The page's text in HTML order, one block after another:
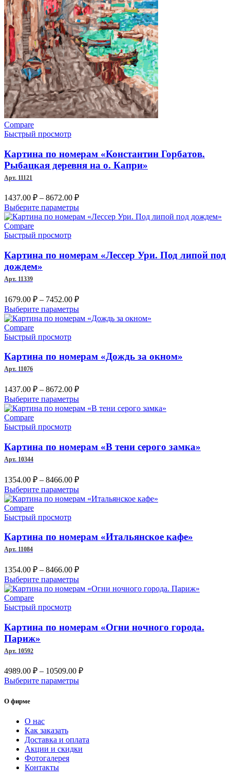
странице
товара.
Compare
Быстрый просмотр
Картина по номерам «Константин Горбатов.
Рыбацкая деревня на о. Капри»
Арт. 11121
1437.00 ₽ – 8672.00 ₽Диапазон
цен:
1437.00 ₽
Выберите параметрыЭтот
товар
Опции
можно
товара.
Compare
Быстрый просмотр
Картина по номерам «Лессер Ури. Под липой под
дождем»
Арт. 11339
1679.00 ₽ – 7452.00 ₽Диапазон
цен:
1679.00 ₽
Выберите параметрыЭтот
товар
Опции
можно
странице
товара.
Compare
Быстрый просмотр
Картина по номерам «Дождь за окном»
Арт. 11076
1437.00 ₽ – 8672.00 ₽Диапазон
цен:
1437.00 ₽
Выберите параметрыЭтот
товар
Опции
можно
странице
товара.
Compare
Быстрый просмотр
Картина по номерам «В тени серого замка»
Арт. 10344
1354.00 ₽ – 8466.00 ₽Диапазон
цен:
1354.00 ₽
Выберите параметрыЭтот
товар
Опции
можно
странице
товара.
Compare
Быстрый просмотр
Картина по номерам «Итальянское кафе»
Арт. 11084
1354.00 ₽ – 8466.00 ₽Диапазон
цен:
1354.00 ₽
Выберите параметрыЭтот
товар
Опции
можно
товара.
Compare
Быстрый просмотр
Картина по номерам «Огни ночного города.
Париж»
Арт. 10592
4989.00 ₽ – 10509.00 ₽Диапазон
Выберите параметрыЭтот
выбрать
на
О фирме
О нас
Как заказать
Доставка и оплата
Акции и скидки
Фотогалерея
Контакты